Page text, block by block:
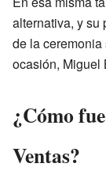
alternativa, y su
de la
ocasión, Miguel
¿Cómo
Ventas?